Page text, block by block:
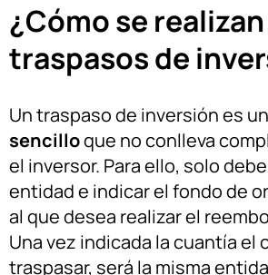
¿Cómo se
traspasos de
Un traspaso de inversión es un
sencilloque no conlleva
el inversor. Para ello, solo
entidad e indicar el fondo de
al que desea realizar el
Una vez indicada la cuantía el
traspasar, será la misma